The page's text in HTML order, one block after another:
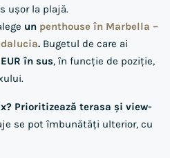
ușor la plajă.
un penthouse în Marbella –
. Bugetul de care ai
în sus, în funcție de poziție,
Prioritizează terasa și view-
se pot îmbunătăți ulterior, cu